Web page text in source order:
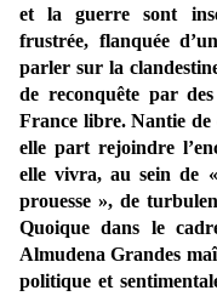
et la guerre sont
frustrée, flanquée
parler sur la
de reconquête par
France libre. Nantie de
elle part rejoindre
elle vivra, au sein de
prouesse », de
Quoique dans le
Almudena Grandes
politique et